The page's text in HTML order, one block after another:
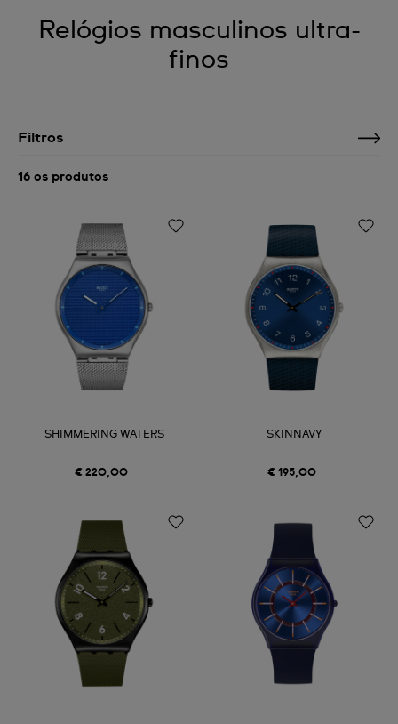
Relógios masculinos ultra-
finos
Filtros
16 os produtos
SHIMMERING WATERS
€ 220,00
SKINNAVY
€ 195,00